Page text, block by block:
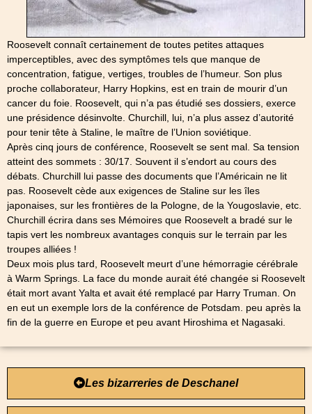
Roosevelt connaît certainement de toutes petites attaques
imperceptibles, avec des symptômes tels que manque de
concentration, fatigue, vertiges, troubles de l’humeur. Son plus
proche collaborateur, Harry Hopkins, est en train de mourir d’un
cancer du foie. Roosevelt, qui n’a pas étudié ses dossiers, exerce
une présidence désinvolte. Churchill, lui, n’a plus assez d’autorité
pour tenir tête à Staline, le maître de l’Union soviétique.
Après cinq jours de conférence, Roosevelt se sent mal. Sa tension
atteint des sommets : 30/17. Souvent il s’endort au cours des
débats. Churchill lui passe des documents que l’Américain ne lit
pas. Roosevelt cède aux exigences de Staline sur les îles
japonaises, sur les frontières de la Pologne, de la Yougoslavie, etc.
Churchill écrira dans ses Mémoires que Roosevelt a bradé sur le
tapis vert les nombreux avantages conquis sur le terrain par les
troupes alliées !
Deux mois plus tard, Roosevelt meurt d’une hémorragie cérébrale
à Warm Springs. La face du monde aurait été changée si Roosevelt
était mort avant Yalta et avait été remplacé par Harry Truman. On
en eut un exemple lors de la conférence de Potsdam. peu après la
fin de la guerre en Europe et peu avant Hiroshima et Nagasaki.
Les bizarreries de Deschanel